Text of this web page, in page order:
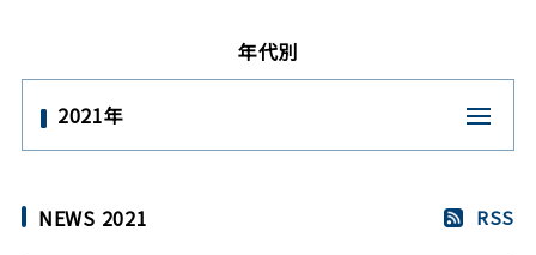
年代別
2021年
NEWS 2021 RSS